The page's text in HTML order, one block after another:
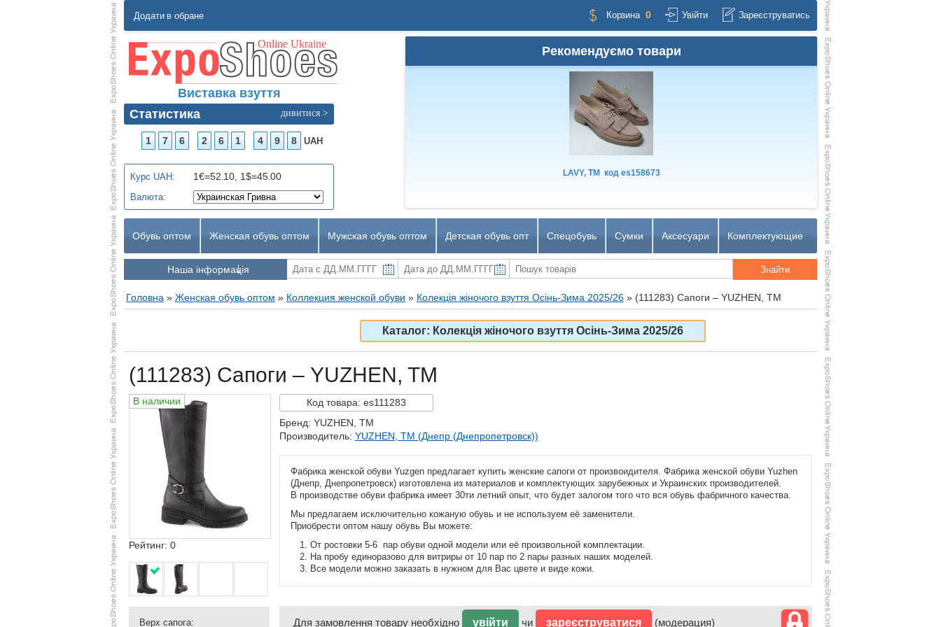
Додати в обране Корзина 0 Увійти Зареєструватись
Виставка взуття
Статистика
дивитися >
1 7 6 2 6 1 4 9 8 UAH
Курс UAH: 1€=52.10, 1$=45.00
Валюта:
Рекомендуємо товари
LAVY, TM кодes158673
Обувь оптом Женская обувь оптом Мужская обувь оптом Детская обувь опт Спецобувь Сумки Аксесуари Комплектующие
Наша інформація
Головна » Женская обувь оптом » Коллекция женской обуви » Колекція жіночого взуття Осінь-Зима 2025/26» (111283) Сапоги – YUZHEN, TM
Каталог: Колекція жіночого взуття Осінь-Зима 2025/26
(111283) Сапоги – YUZHEN, TM
В наличии
Рейтинг: 0
Верх сапога:
Кодтовара: es111283
Бренд: YUZHEN, TM
Производитель: YUZHEN, TM (Днепр (Днепропетровск))
Фабрика женской обуви Yuzgen предлагает купить женские сапоги от произвоидителя. Фабрика женской обуви Yuzhen
(Днепр, Днепропетровск) изготовлена из материалов и комплектующих зарубежных и Украинских производителей.
В производстве обуви фабрика имеет 30ти летний опыт, что будет залогом того что вся обувь фабричного качества.
Мы предлагаем исключительно кожаную обувь и не используем её заменители.
Приобрести оптом нашу обувь Вы можете:
От ростовки 5-6 пар обуви одной модели или её произвольной комплектации.
На пробу единоразово для витриры от 10 пар по 2 пары разных наших моделей.
Все модели можно заказать в нужном для Вас цвете и виде кожи.
Для замовлення товару необхідно увійти чи зареєструватися (модерация)